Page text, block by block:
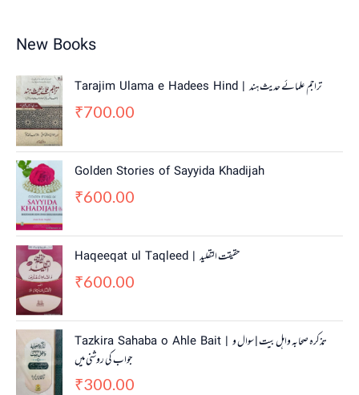
New Books
Tarajim Ulama e Hadees Hind | تراجم علمائے حديث ہند
₹700.00
Golden Stories of Sayyida Khadijah
₹600.00
Haqeeqat ul Taqleed | حقیقت التقلید
₹600.00
Tazkira Sahaba o Ahle Bait | تذکرہ صحابہ واہل بیت | سوال و
جواب کی روشنی میں
₹300.00